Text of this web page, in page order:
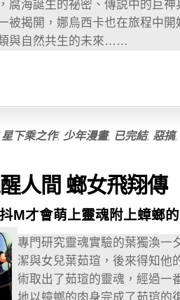
腐海誕生的祕密、傳説中的巨
被揭開，娜烏西卡也在旅程中
與自然共生的未來……
下乘之作, 少年漫畫, 已完結, 惡搞,
人間 螂女飛翔傳
M才會萌上靈魂附上蟑螂
專門研究靈魂實驗的葉獨渙一
潔與女兒葉茹瑄，後來得知他
術取出了茹瑄的靈魂，經過一